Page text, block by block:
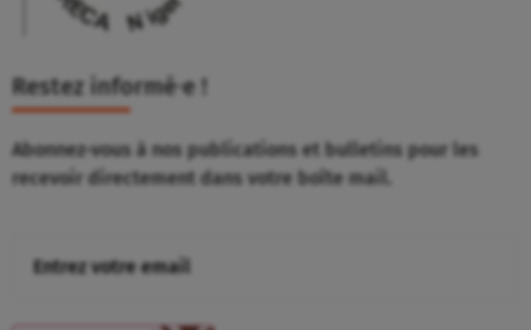
Restez informé⸱e !
Abonnez-vous à nos publications et bulletins pour les
recevoir directement dans votre boîte mail.